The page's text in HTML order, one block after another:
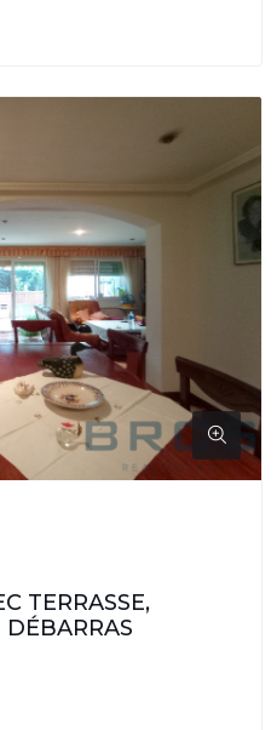
TERRASSE,
DÉBARRAS